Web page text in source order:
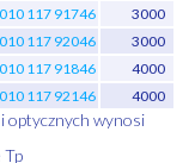
117 91746
3000
117 92046
3000
117 91846
4000
117 92146 4000
optycznych wynosi
Tp